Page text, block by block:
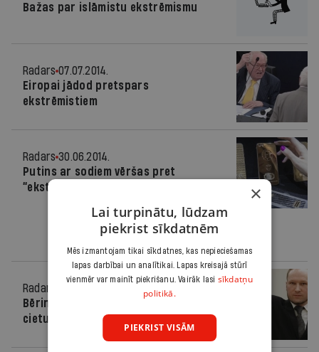
Bažas par islāmistu ekstrēmismu
Radars 07.07.2014.
Eiropai jādod pretspars
ekstrēmistiem
Radars 30.06.2014.
Putins ar sodiem vēršas pret
“ekstrēmismu” internetā
Radars
Bēringam-Breivīkam piespriež 21 gadu
cietumā
×
Lai turpinātu, lūdzam
piekrist sīkdatnēm
Mēs izmantojam tikai sīkdatnes, kas nepieciešamas
lapas darbībai un analītikai. Lapas kreisajā stūrī
vienmēr var mainīt piekrišanu. Vairāk lasi sīkdatņu
politikā.
PIEKRIST VISĀM